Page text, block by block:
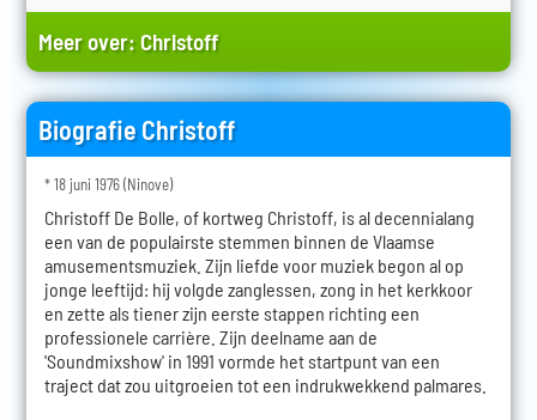
Meer over: Christoff
Biografie Christoff
* 18 juni 1976 (Ninove)
Christoff De Bolle, of kortweg Christoff, is al decennialang
een van de populairste stemmen binnen de Vlaamse
amusementsmuziek. Zijn liefde voor muziek begon al op
jonge leeftijd: hij volgde zanglessen, zong in het kerkkoor
en zette als tiener zijn eerste stappen richting een
professionele carrière. Zijn deelname aan de
'Soundmixshow' in 1991 vormde het startpunt van een
traject dat zou uitgroeien tot een indrukwekkend palmares.